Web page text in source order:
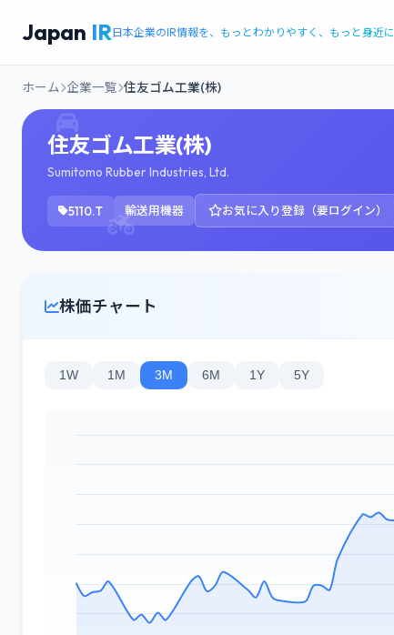
Japan IR日本企業のIR情報を、もっとわかりやすく、もっと身近に
ホーム 企業一覧 住友ゴム工業(株)
住友ゴム工業(株)
Sumitomo Rubber Industries, Ltd.
5110.T 輸送用機器 お気に入り登録（要ログイン）
株価チャート
1W 1M 3M 6M 1Y 5Y